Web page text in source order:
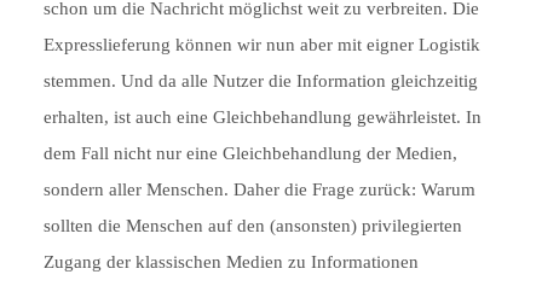
schon um die Nachricht möglichst weit zu verbreiten. Die
Expresslieferung können wir nun aber mit eigner Logistik
stemmen. Und da alle Nutzer die Information gleichzeitig
erhalten, ist auch eine Gleichbehandlung gewährleistet. In
dem Fall nicht nur eine Gleichbehandlung der Medien,
sondern aller Menschen. Daher die Frage zurück: Warum
sollten die Menschen auf den (ansonsten) privilegierten
Zugang der klassischen Medien zu Informationen